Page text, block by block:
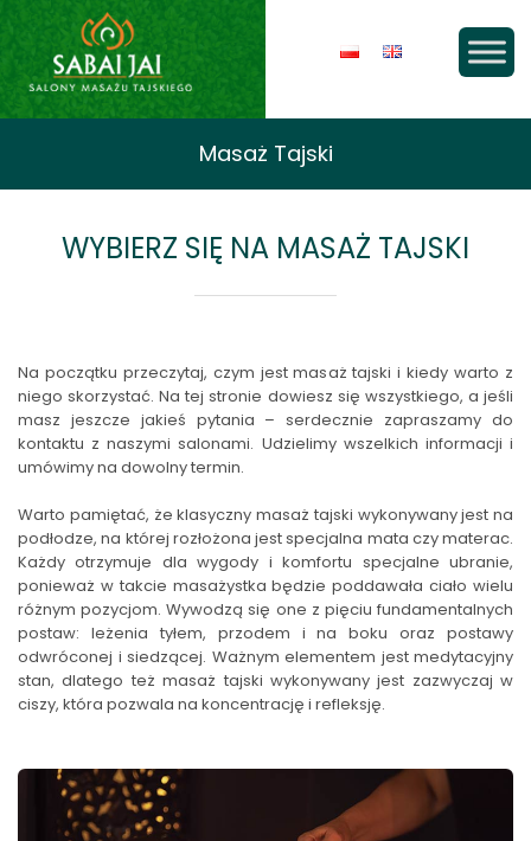
Masaż Tajski
WYBIERZ SIĘ NA MASAŻ TAJSKI
Na początku przeczytaj, czym jest masaż tajski i kiedy warto z
niego skorzystać. Na tej stronie dowiesz się wszystkiego, a jeśli
masz jeszcze jakieś pytania – serdecznie zapraszamy do
kontaktu z naszymi salonami. Udzielimy wszelkich informacji i
umówimy na dowolny termin.
Warto pamiętać, że klasyczny masaż tajski wykonywany jest na
podłodze, na której rozłożona jest specjalna mata czy materac.
Każdy otrzymuje dla wygody i komfortu specjalne ubranie,
ponieważ w takcie masażystka będzie poddawała ciało wielu
różnym pozycjom. Wywodzą się one z pięciu fundamentalnych
postaw: leżenia tyłem, przodem i na boku oraz postawy
odwróconej i siedzącej. Ważnym elementem jest medytacyjny
stan, dlatego też masaż tajski wykonywany jest zazwyczaj w
ciszy, która pozwala na koncentrację i refleksję.